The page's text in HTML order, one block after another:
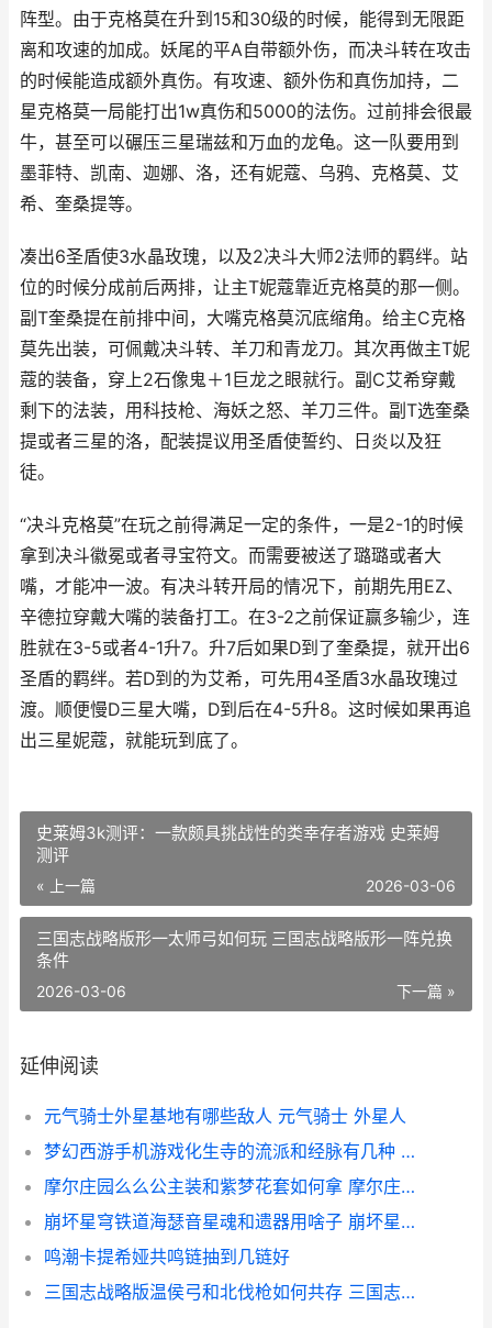
阵型。由于克格莫在升到15和30级的时候，能得到无限距
离和攻速的加成。妖尾的平A自带额外伤，而决斗转在攻击
的时候能造成额外真伤。有攻速、额外伤和真伤加持，二
星克格莫一局能打出1w真伤和5000的法伤。过前排会很最
牛，甚至可以碾压三星瑞兹和万血的龙龟。这一队要用到
墨菲特、凯南、迦娜、洛，还有妮蔻、乌鸦、克格莫、艾
希、奎桑提等。
凑出6圣盾使3水晶玫瑰，以及2决斗大师2法师的羁绊。站
位的时候分成前后两排，让主T妮蔻靠近克格莫的那一侧。
副T奎桑提在前排中间，大嘴克格莫沉底缩角。给主C克格
莫先出装，可佩戴决斗转、羊刀和青龙刀。其次再做主T妮
蔻的装备，穿上2石像鬼＋1巨龙之眼就行。副C艾希穿戴
剩下的法装，用科技枪、海妖之怒、羊刀三件。副T选奎桑
提或者三星的洛，配装提议用圣盾使誓约、日炎以及狂
徒。
“决斗克格莫”在玩之前得满足一定的条件，一是2-1的时候
拿到决斗徽冕或者寻宝符文。而需要被送了璐璐或者大
嘴，才能冲一波。有决斗转开局的情况下，前期先用EZ、
辛德拉穿戴大嘴的装备打工。在3-2之前保证赢多输少，连
胜就在3-5或者4-1升7。升7后如果D到了奎桑提，就开出6
圣盾的羁绊。若D到的为艾希，可先用4圣盾3水晶玫瑰过
渡。顺便慢D三星大嘴，D到后在4-5升8。这时候如果再追
出三星妮蔻，就能玩到底了。
史莱姆3k测评：一款颇具挑战性的类幸存者游戏 史莱姆
测评
« 上一篇 2026-03-06
三国志战略版形一太师弓如何玩 三国志战略版形一阵兑换
条件
下一篇 »
2026-03-06
延伸阅读
元气骑士外星基地有哪些敌人 元气骑士 外星人
梦幻西游手机游戏化生寺的流派和经脉有几种 梦幻西游手机游苹果
摩尔庄园么么公主装和紫梦花套如何拿 摩尔庄园么么公主生日
崩坏星穹铁道海瑟音星魂和遗器用啥子 崩坏星穹铁道海盗占领列车
鸣潮卡提希娅共鸣链抽到几链好
三国志战略版温侯弓和北伐枪如何共存 三国志战略版温侯吕布